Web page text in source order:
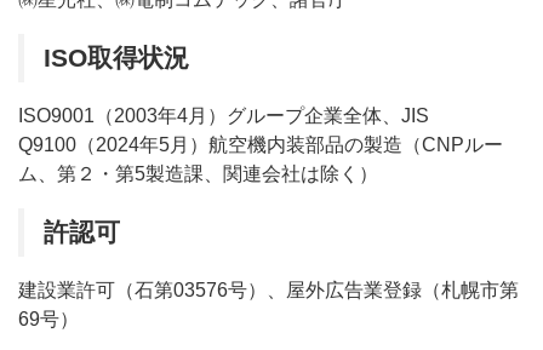
ISO取得状況
ISO9001（2003年4月）グループ企業全体、JIS
Q9100（2024年5月）航空機内装部品の製造（CNPルー
ム、第２・第5製造課、関連会社は除く）
許認可
建設業許可（石第03576号）、屋外広告業登録（札幌市第
69号）